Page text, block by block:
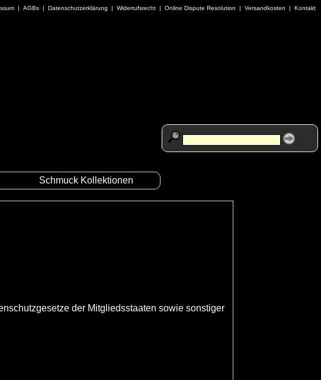
| AGBs | Datenschutzerklärung | Widerrufsrecht | Online Dispute Resolution | Versandkosten | Kontakt
Schmuck Kollektionen
der Mitgliedsstaaten sowie sonstiger